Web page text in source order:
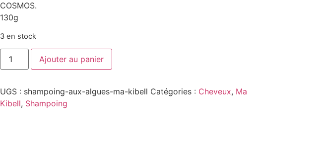
COSMOS.
130g
3 en stock
Ajouter au panier
UGS : shampoing-aux-algues-ma-kibell Catégories : Cheveux, Ma
Kibell, Shampoing